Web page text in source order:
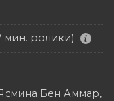
мин. ролики)
Бен Аммар,